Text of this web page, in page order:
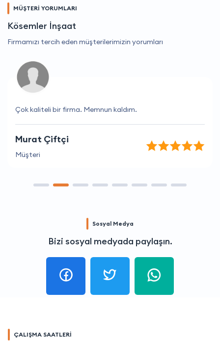
MÜŞTERİ YORUMLARI
Kösemler İnşaat
Firmamızı tercih eden müşterilerimizin yorumları
Çok kaliteli bir firma. Memnun kaldım.
Murat Çiftçi
Müşteri
Sosyal Medya
Bizi sosyal medyada paylaşın.
ÇALIŞMA SAATLERİ